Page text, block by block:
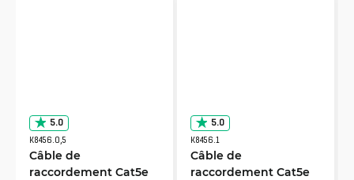
5.0
K8456.0,5
Câble de
raccordement Cat5e
5.0
K8456.1
Câble de
raccordement Cat5e